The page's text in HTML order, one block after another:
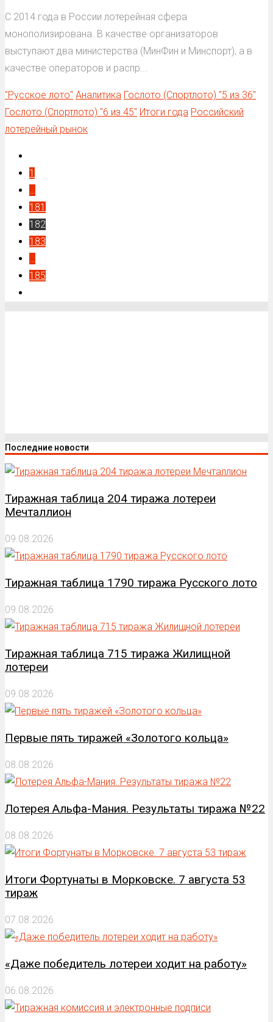
С 2014 года в России лотерейная сфера
монополизирована. В качестве организаторов
выступают два министерства (МинФин и Минспорт), а в
качестве операторов и распр...
"Русское лото" Аналитика Гослото (Спортлото) "5 из 36"
Гослото (Спортлото) "6 из 45" Итоги года Российский
лотерейный рынок
1
181
182
183
185
Последние новости
Тиражная таблица 204 тиража лотереи
Мечталлион
09.08.2026
Тиражная таблица 1790 тиража Русского лото
09.08.2026
Тиражная таблица 715 тиража Жилищной
лотереи
09.08.2026
Первые пять тиражей «Золотого кольца»
08.08.2026
Лотерея Альфа-Мания. Результаты тиража №22
08.08.2026
Итоги Фортунаты в Морковске. 7 августа 53
тираж
07.08.2026
«Даже победитель лотереи ходит на работу»
06.08.2026